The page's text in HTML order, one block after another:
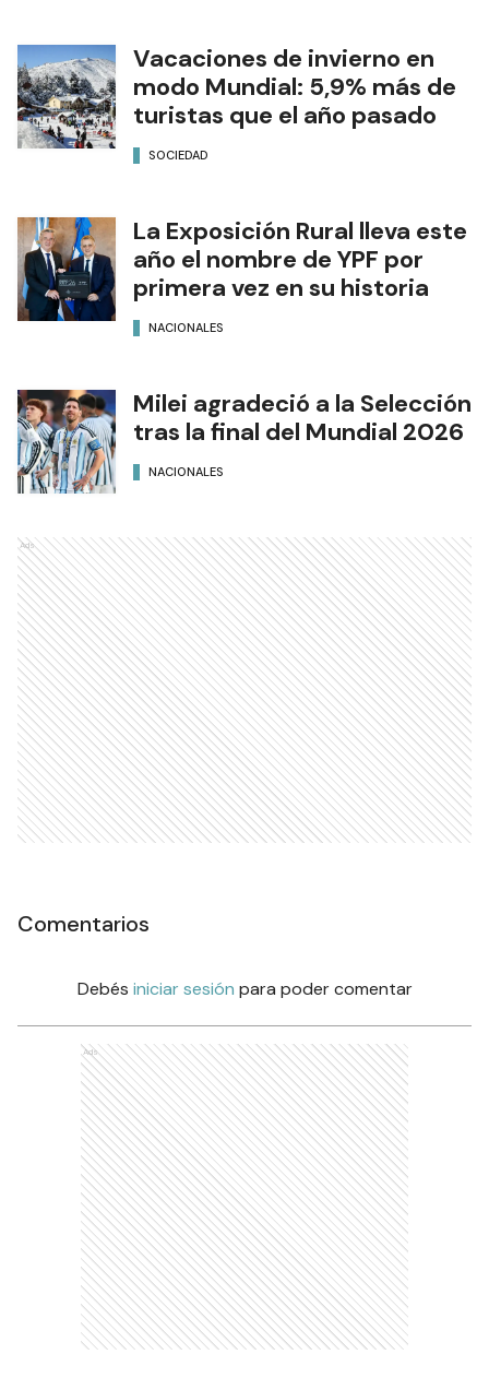
Vacaciones de invierno en
modo Mundial: 5,9% más de
turistas que el año pasado
SOCIEDAD
La Exposición Rural lleva este
año el nombre de YPF por
primera vez en su historia
NACIONALES
Milei agradeció a la Selección
tras la final del Mundial 2026
NACIONALES
Ads
Comentarios
Debés iniciar sesión para poder comentar
Ads